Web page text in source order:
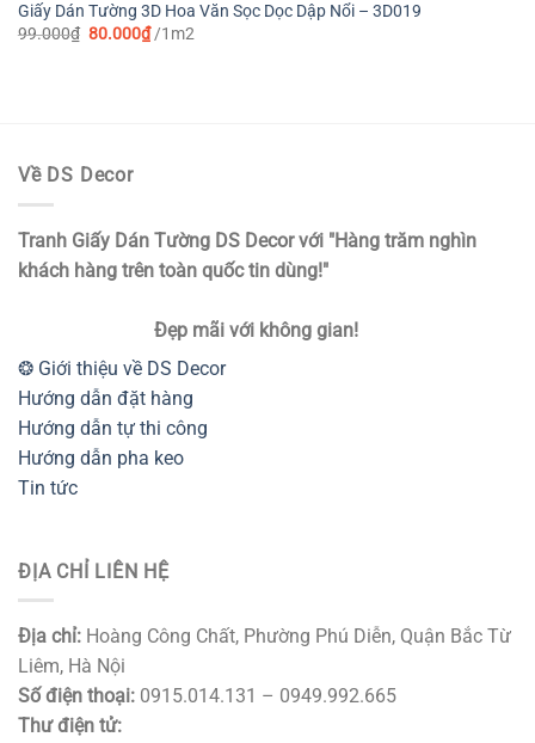
Giấy Dán Tường 3D Hoa Văn Sọc Dọc Dập Nổi – 3D019
99.000₫ Giá
80.000₫Giá
hiện
/1m2
Về DS Decor
Tranh Giấy Dán Tường DS Decor với "Hàng trăm nghìn
khách hàng trên toàn quốc tin dùng!"
Đẹp mãi với không gian!
❂ Giới thiệu về DS Decor
Hướng dẫn đặt hàng
Hướng dẫn tự thi công
Hướng dẫn pha keo
Tin tức
ĐỊA CHỈ LIÊN HỆ
Địa chỉ: Hoàng Công Chất, Phường Phú Diễn, Quận Bắc Từ
Liêm, Hà Nội
Số điện thoại: 0915.014.131 – 0949.992.665
Thư điện tử: